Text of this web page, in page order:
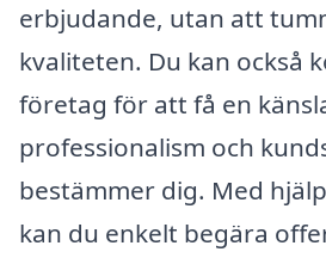
erbjudande, utan att
kvaliteten. Du kan också
företag för att få en
professionalism och
bestämmer dig. Med
kan du enkelt begära